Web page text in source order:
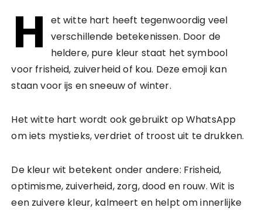
H
et witte hart heeft tegenwoordig veel
verschillende betekenissen. Door de
heldere, pure kleur staat het symbool
voor frisheid, zuiverheid of kou. Deze emoji kan
staan voor ijs en sneeuw of winter.
Het witte hart wordt ook gebruikt op WhatsApp
om iets mystieks, verdriet of troost uit te drukken.
De kleur wit betekent onder andere: Frisheid,
optimisme, zuiverheid, zorg, dood en rouw. Wit is
een zuivere kleur, kalmeert en helpt om innerlijke